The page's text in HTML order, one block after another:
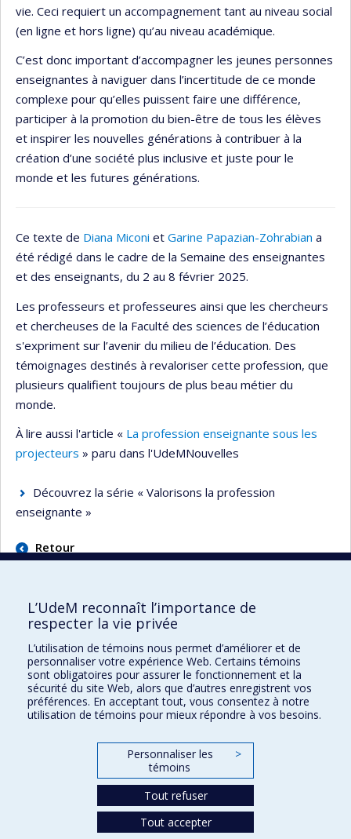
vie. Ceci requiert un accompagnement tant au niveau social
(en ligne et hors ligne) qu’au niveau académique.
C’est donc important d’accompagner les jeunes personnes
enseignantes à naviguer dans l’incertitude de ce monde
complexe pour qu’elles puissent faire une différence,
participer à la promotion du bien-être de tous les élèves
et inspirer les nouvelles générations à contribuer à la
création d’une société plus inclusive et juste pour le
monde et les futures générations.
Ce texte de Diana Miconi et Garine Papazian-Zohrabian a
été rédigé dans le cadre de la Semaine des enseignantes
et des enseignants, du 2 au 8 février 2025.
Les professeurs et professeures ainsi que les chercheurs
et chercheuses de la Faculté des sciences de l’éducation
s'expriment sur l’avenir du milieu de l’éducation. Des
témoignages destinés à revaloriser cette profession, que
plusieurs qualifient toujours de plus beau métier du
monde.
À lire aussi l'article « La profession enseignante sous les
projecteurs » paru dans l'UdeMNouvelles
Découvrez la série « Valorisons la profession
enseignante »
Retour
Faculté des sciences de l'éducation
Pavillon Marie-Victorin
90, avenue Vincent-d'Indy
Montréal (Québec) H2V 2S9
L’UdeM reconnaît l’importance de
respecter la vie privée
L’utilisation de témoins nous permet d’améliorer et de
personnaliser votre expérience Web. Certains témoins
sont obligatoires pour assurer le fonctionnement et la
sécurité du site Web, alors que d’autres enregistrent vos
préférences. En acceptant tout, vous consentez à notre
utilisation de témoins pour mieux répondre à vos besoins.
Personnaliser les
témoins
>
Tout refuser
Tout accepter